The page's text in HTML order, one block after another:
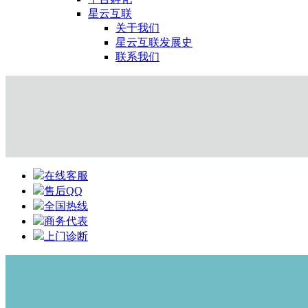
星云互联
关于我们
星云互联发展史
联系我们
在线客服
售后QQ
全国热线
商务代表
上门诊断